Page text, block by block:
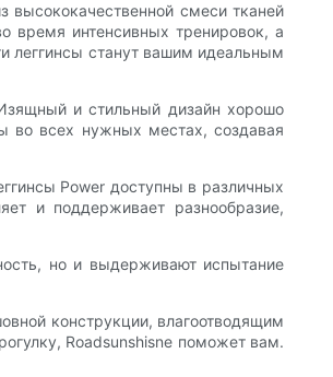
высококачественной смеси тканей
время интенсивных тренировок, а
леггинсы станут вашим идеальным
и стильный дизайн хорошо
во всех нужных местах, создавая
Power доступны в различных
и поддерживает разнообразие,
но и выдерживают испытание
конструкции, влагоотводящим
Roadsunshisne поможет вам.